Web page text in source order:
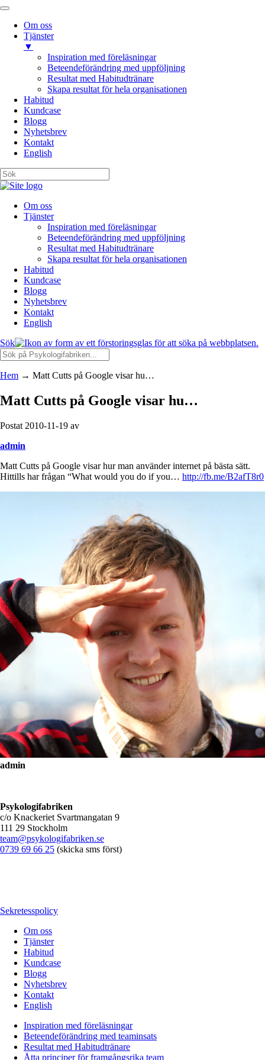
Om oss
Tjänster
▼
Inspiration med föreläsningar
Beteendeförändring med uppföljning
Resultat med Habitudtränare
Skapa resultat för hela organisationen
Habitud
Kundcase
Blogg
Nyhetsbrev
Kontakt
English
Om oss
Tjänster
Inspiration med föreläsningar
Beteendeförändring med uppföljning
Resultat med Habitudtränare
Skapa resultat för hela organisationen
Habitud
Kundcase
Blogg
Nyhetsbrev
Kontakt
English
Sök
Hem → Matt Cutts på Google visar hu…
Matt Cutts på Google visar hu…
Postat 2010-11-19 av
admin
Matt Cutts på Google visar hur man använder internet på bästa sätt.
Hittills har frågan “What would you do if you… http://fb.me/B2afT8r0
admin
Psykologifabriken
c/o Knackeriet Svartmangatan 9
111 29 Stockholm
team@psykologifabriken.se
0739 69 66 25 (skicka sms först)
Sekretesspolicy
Om oss
Tjänster
Habitud
Kundcase
Blogg
Nyhetsbrev
Kontakt
English
Inspiration med föreläsningar
Beteendeförändring med teaminsats
Resultat med Habitudtränare
Åtta principer för framgångsrika team